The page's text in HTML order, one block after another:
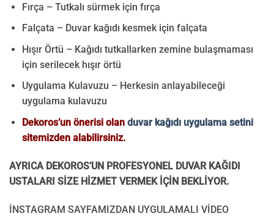
Fırça – Tutkalı sürmek için fırça
Falçata – Duvar kağıdı kesmek için falçata
Hışır Örtü – Kağıdı tutkallarken zemine bulaşmaması
için serilecek hışır örtü
Uygulama Kulavuzu – Herkesin anlayabileceği
uygulama kulavuzu
Dekoros’un önerisi olan duvar kağıdı uygulama setini
sitemizden alabilirsiniz.
AYRICA DEKOROS’UN PROFESYONEL DUVAR KAĞIDI
USTALARI SİZE HİZMET VERMEK İÇİN BEKLİYOR.
İNSTAGRAM SAYFAMIZDAN UYGULAMALI VİDEO